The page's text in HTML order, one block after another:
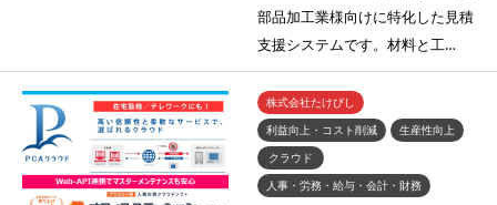
部品加工業様向けに特化した見積
支援システムです。材料と工…
株式会社たけびし
利益向上・コスト削減
生産性向上
クラウド
人事・労務・給与・会計・財務